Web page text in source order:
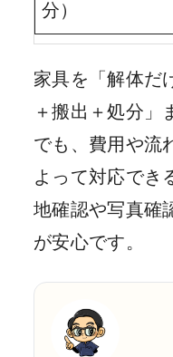
分）
家具を「解体だ
＋搬出＋処分」
でも、費用や流
よって対応でき
地確認や写真確
が安心です。